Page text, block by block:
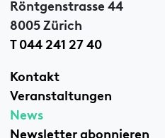
Röntgenstrasse 44
8005 Zürich
T 044 241 27 40
Kontakt
Veranstaltungen
News
Newsletter abonnieren